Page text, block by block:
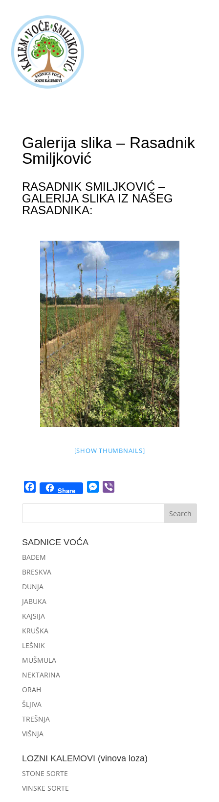
Galerija slika – Rasadnik
Smiljković
RASADNIK SMILJKOVIĆ –
GALERIJA SLIKA IZ NAŠEG
RASADNIKA:
[SHOW THUMBNAILS]
FacebookShare Messenger
SADNICE VOĆA
BADEM
BRESKVA
DUNJA
JABUKA
KAJSIJA
KRUŠKA
LEŠNIK
MUŠMULA
NEKTARINA
ORAH
ŠLJIVA
TREŠNJA
VIŠNJA
LOZNI KALEMOVI (vinova loza)
STONE SORTE
VINSKE SORTE